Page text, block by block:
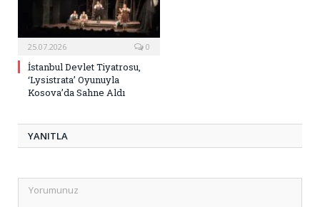
25.07.2026 0
İstanbul Devlet Tiyatrosu,
‘Lysistrata’ Oyunuyla
Kosova’da Sahne Aldı
YANITLA